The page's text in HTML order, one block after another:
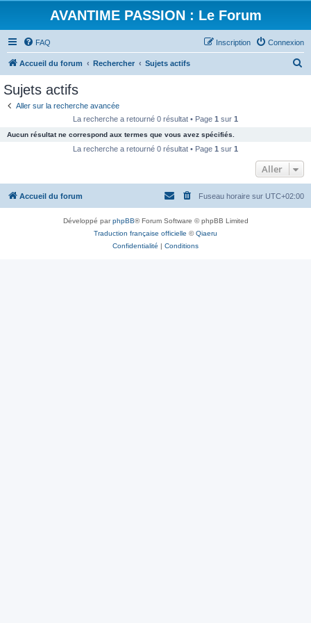
AVANTIME PASSION : Le Forum
FAQ Connexion
Inscription
Accueil du forum Rechercher Sujets actifs
c
e
Sujets actifs
Aller sur la recherche avancée
La recherche a retourné 0 résultat • Page 1 sur 1
Aucun résultat ne correspond aux termes que vous avez spécifiés.
La recherche a retourné 0 résultat • Page 1 sur 1
Aller
Accueil du forum Fuseau horaire sur UTC+02:00
Développé parphpBB® Forum Software © phpBB Limited
Traduction française officielle ©Qiaeru
Confidentialité | Conditions